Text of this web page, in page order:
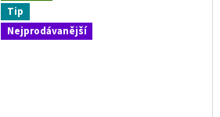
Tip
Nejprodávanější